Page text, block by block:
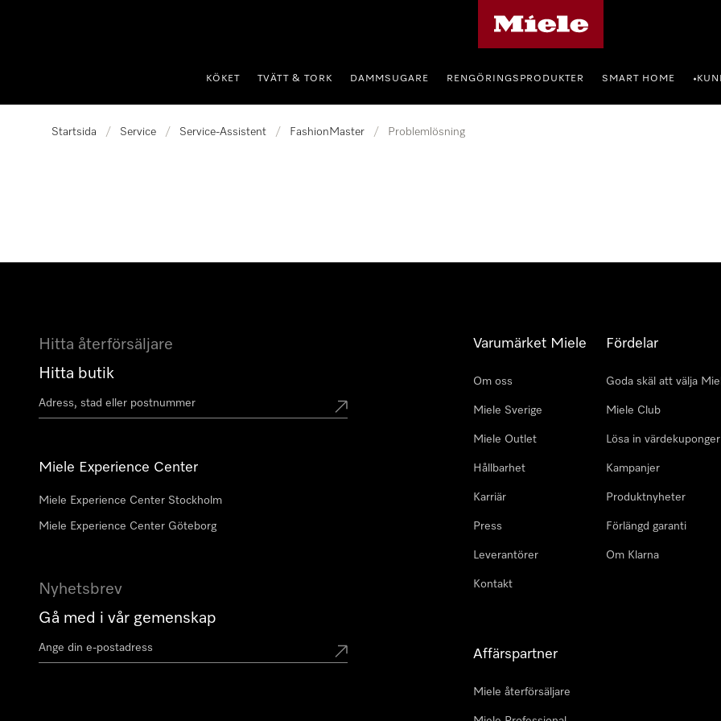
KÖKET TVÄTT & TORK DAMMSUGARE RENGÖRINGSPRODUKTER SMART HOME •
Startsida / Service / Service-Assistent / FashionMaster / Problemlösning
Hitta återförsäljare
Hitta butik
Miele Experience Center
Miele Experience Center Stockholm
Miele Experience Center Göteborg
Nyhetsbrev
Gå med i vår gemenskap
Varumärket Miele
Om oss
Miele Sverige
Miele Outlet
Hållbarhet
Karriär
Press
Leverantörer
Kontakt
Fördelar
Goda skäl att välja
Miele Club
Lösa in värdekuponger
Kampanjer
Produktnyheter
Förlängd garanti
Om Klarna
Affärspartner
Miele återförsäljare